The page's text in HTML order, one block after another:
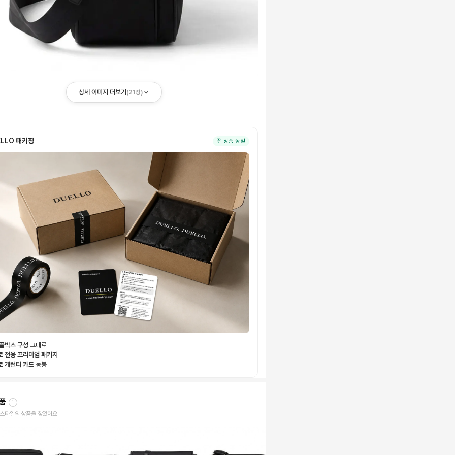
상세 이미지 더보기 (21장)
패키징 전 상품 동일
박스 구성 그대로
전용 프리미엄 패키지
개런티 카드 동봉
i
타일의 상품을 찾았어요